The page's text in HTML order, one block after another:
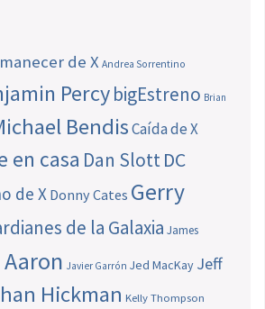
de X Andrea Sorrentino
PercybigEstreno Brian
BendisCaída de X
en casa Dan SlottDC
de X Donny Cates Gerry
de la Galaxia James
Javier Garrón Jed MacKay Jeff
Hickman Kelly Thompson